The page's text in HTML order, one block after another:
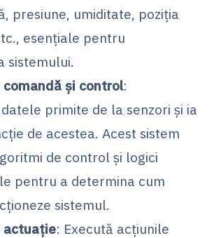
presiune, umiditate, poziția
esențiale pentru
sistemului.
și control:
primite de la senzori și ia
de acestea. Acest sistem
de control și logici
pentru a determina cum
sistemul.
actuație: Execută acțiunile